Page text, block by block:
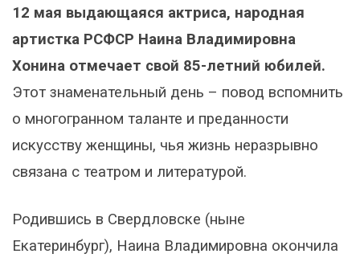
12 мая выдающаяся актриса, народная
артистка РСФСР Наина Владимировна
Хонина отмечает свой 85-летний юбилей.
Этот знаменательный день – повод вспомнить
о многогранном таланте и преданности
искусству женщины, чья жизнь неразрывно
связана с театром и литературой.
Родившись в Свердловске (ныне
Екатеринбург), Наина Владимировна окончила